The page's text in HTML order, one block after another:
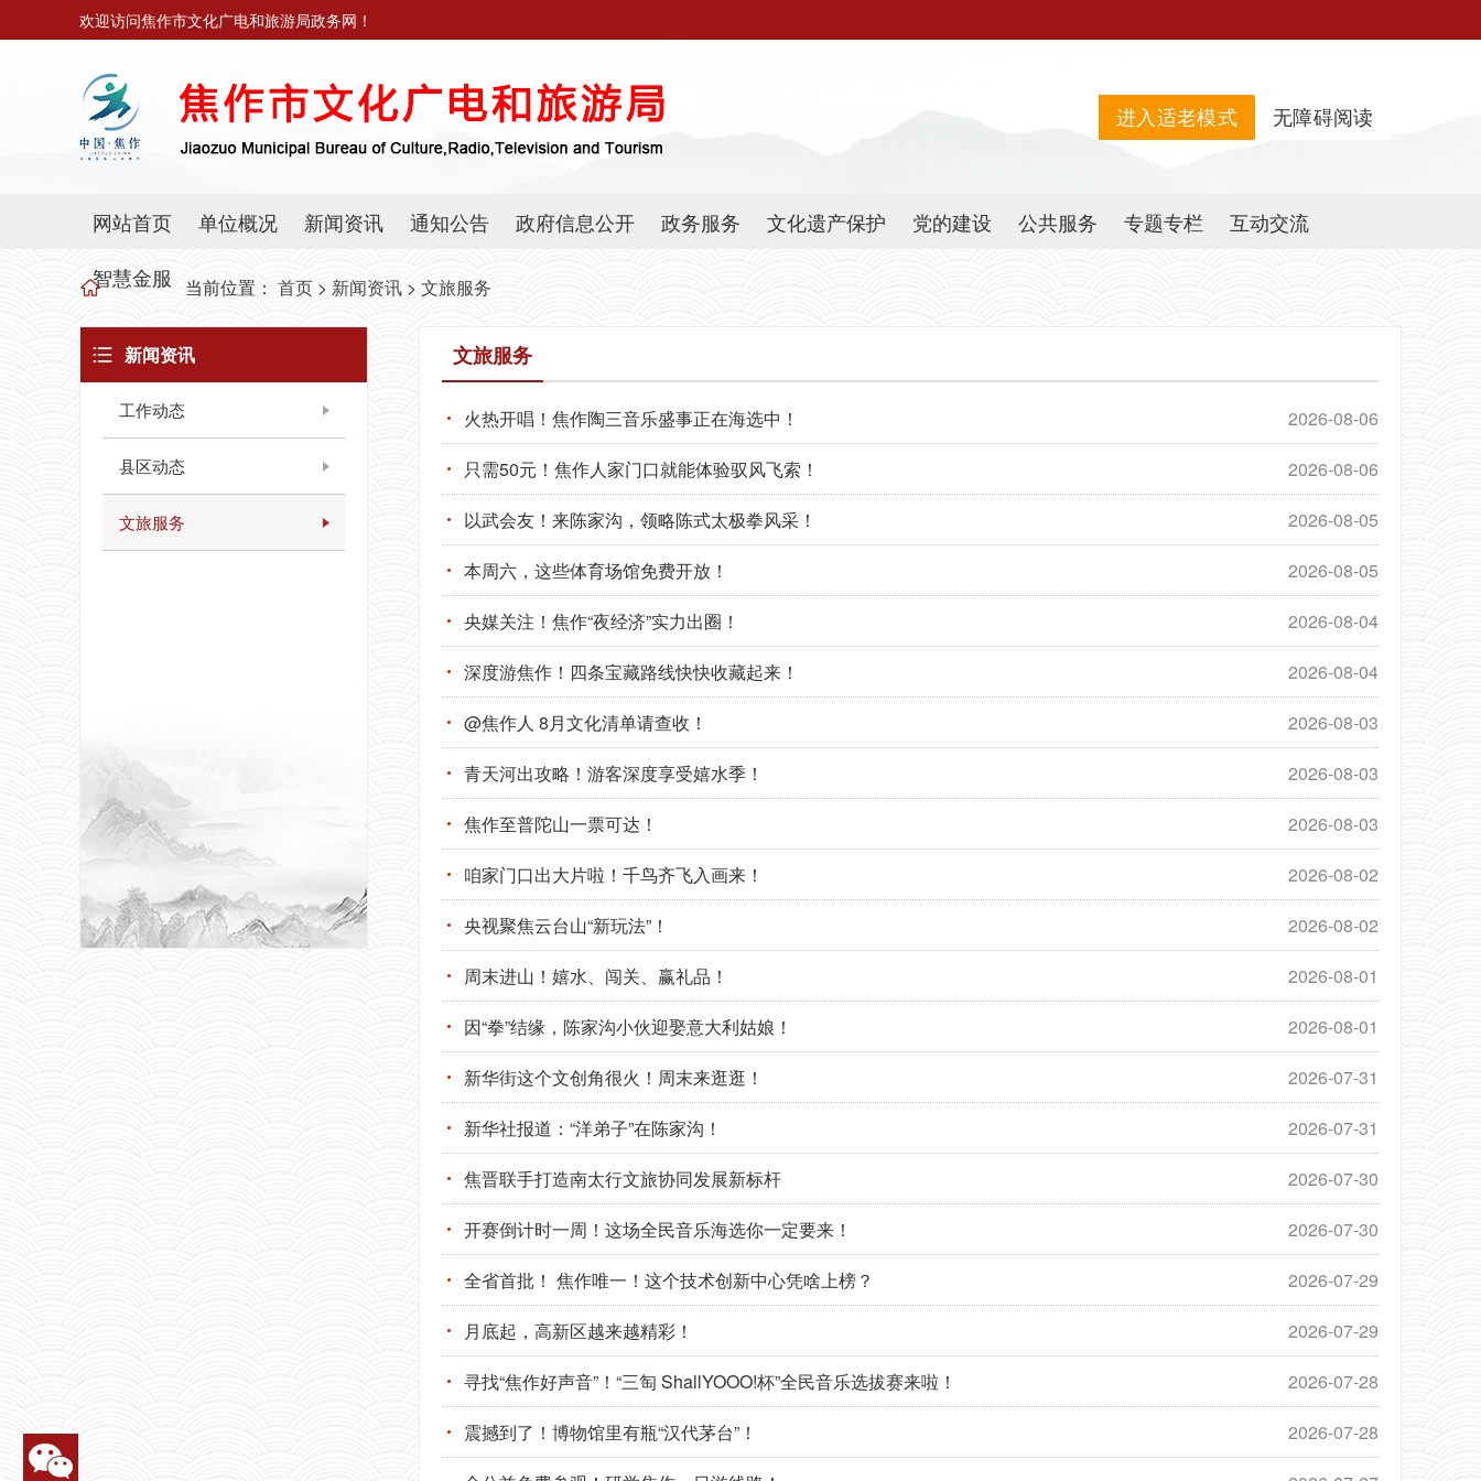
欢迎访问焦作市文化广电和旅游局政务网！
无障碍阅读
进入适老模式
网站首页 单位概况 新闻资讯 通知公告 政府信息公开 政务服务 文化遗产保护 党的建设 公共服务 专题专栏
互动交流
智慧金服
当前位置： 首页 > 新闻资讯 > 文旅服务
新闻资讯
工作动态
县区动态
文旅服务
文旅服务
火热开唱！焦作陶三音乐盛事正在海选中！
2026-08-06
只需50元！焦作人家门口就能体验驭风飞索！
2026-08-06
以武会友！来陈家沟，领略陈式太极拳风采！
2026-08-05
本周六，这些体育场馆免费开放！
2026-08-05
央媒关注！焦作“夜经济”实力出圈！
2026-08-04
深度游焦作！四条宝藏路线快快收藏起来！
2026-08-04
@焦作人 8月文化清单请查收！
2026-08-03
青天河出攻略！游客深度享受嬉水季！
2026-08-03
焦作至普陀山一票可达！
2026-08-03
咱家门口出大片啦！千鸟齐飞入画来！
2026-08-02
央视聚焦云台山“新玩法”！
2026-08-02
周末进山！嬉水、闯关、赢礼品！
2026-08-01
因“拳”结缘，陈家沟小伙迎娶意大利姑娘！
2026-08-01
新华街这个文创角很火！周末来逛逛！
2026-07-31
新华社报道：“洋弟子”在陈家沟！
2026-07-31
焦晋联手打造南太行文旅协同发展新标杆
2026-07-30
开赛倒计时一周！这场全民音乐海选你一定要来！
2026-07-30
全省首批！ 焦作唯一！这个技术创新中心凭啥上榜？
2026-07-29
月底起，高新区越来越精彩！
2026-07-29
寻找“焦作好声音”！“三匋 ShallYOOO!杯”全民音乐选拔赛来啦！
2026-07-28
震撼到了！博物馆里有瓶“汉代茅台”！
2026-07-28